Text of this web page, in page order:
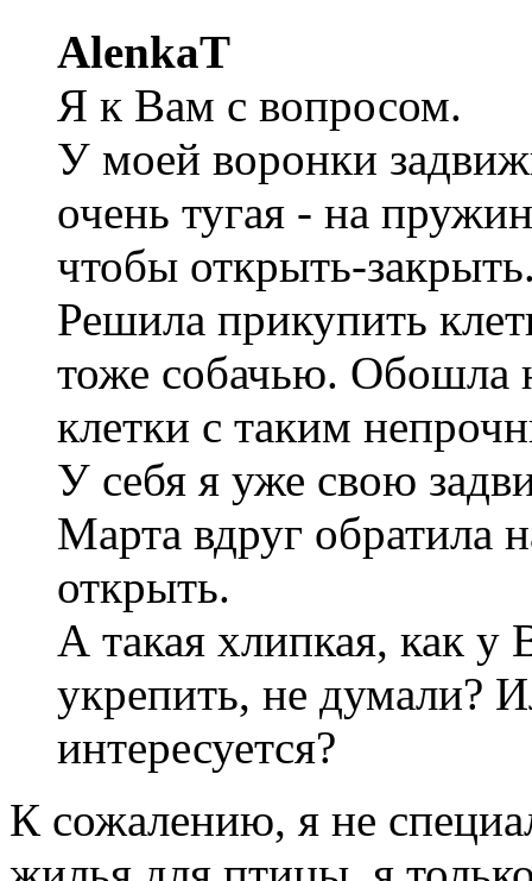
AlenkaT
Я к Вам с вопросом.
У моей воронки
очень тугая - на
чтобы открыть-
Решила прикупить
тоже собачью. Обошла
клетки с таким
У себя я уже свою
Марта вдруг обратила
открыть.
А такая хлипкая, как
укрепить, не думали?
интересуется?
К сожалению, я не